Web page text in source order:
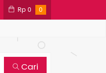
Rp 0 0
Cari